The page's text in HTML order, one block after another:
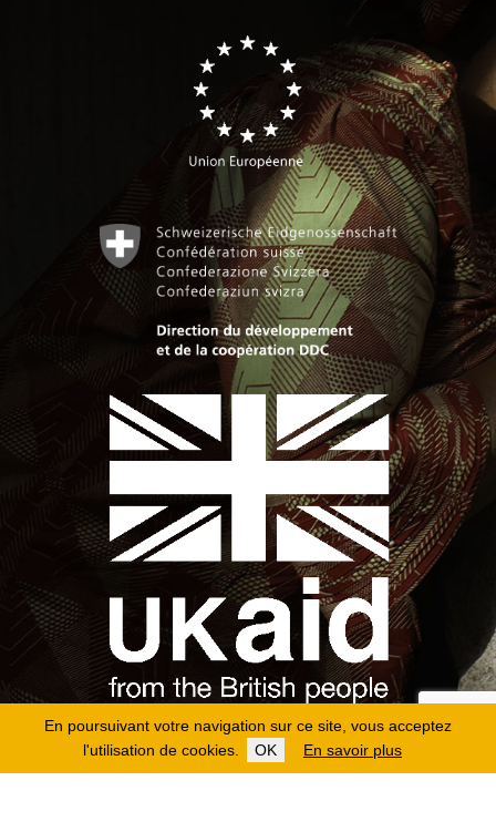
En poursuivant votre navigation sur ce site, vous acceptez
l'utilisation de cookies.
OK En savoir plus